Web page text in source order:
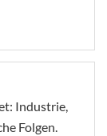
Industrie,
Folgen.